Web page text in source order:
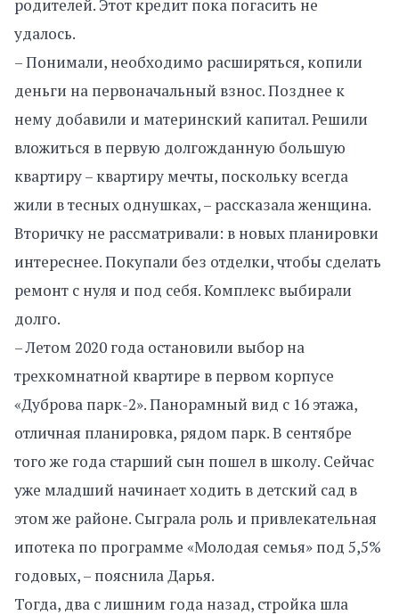
родителей. Этот кредит пока погасить не
удалось.
– Понимали, необходимо расширяться, копили
деньги на первоначальный взнос. Позднее к
нему добавили и материнский капитал. Решили
вложиться в первую долгожданную большую
квартиру – квартиру мечты, поскольку всегда
жили в тесных однушках, – рассказала женщина.
Вторичку не рассматривали: в новых планировки
интереснее. Покупали без отделки, чтобы сделать
ремонт с нуля и под себя. Комплекс выбирали
долго.
– Летом 2020 года остановили выбор на
трехкомнатной квартире в первом корпусе
«Дуброва парк-2». Панорамный вид с 16 этажа,
отличная планировка, рядом парк. В сентябре
того же года старший сын пошел в школу. Сейчас
уже младший начинает ходить в детский сад в
этом же районе. Сыграла роль и привлекательная
ипотека по программе «Молодая семья» под 5,5%
годовых, – пояснила Дарья.
Тогда, два с лишним года назад, стройка шла